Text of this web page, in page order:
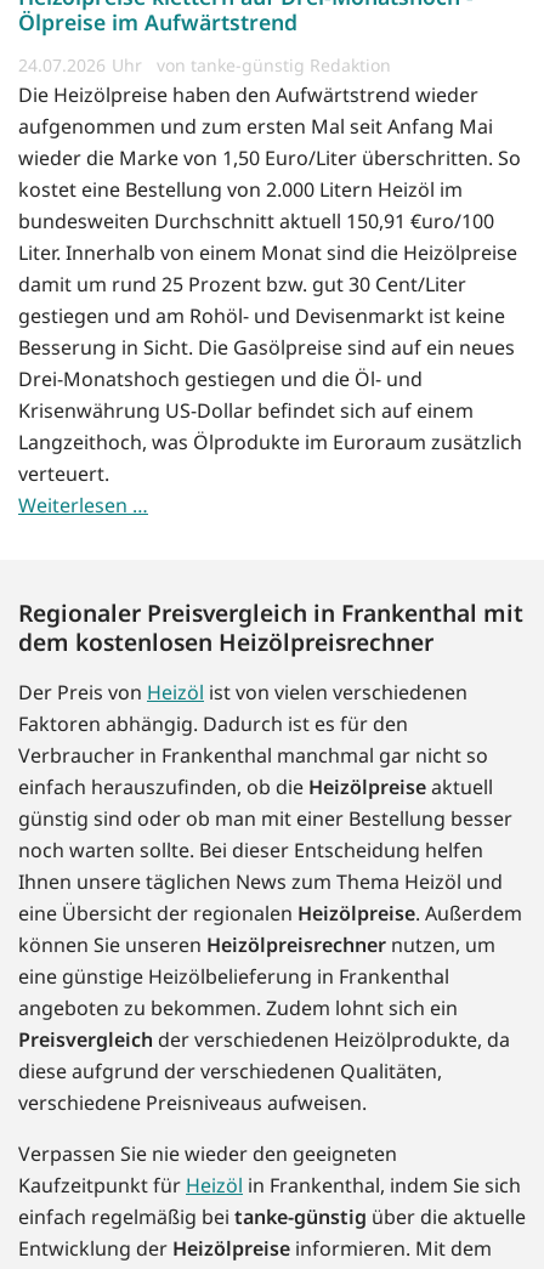
Ölpreise im Aufwärtstrend
24.07.2026 von tanke-günstig Redaktion
Die Heizölpreise haben den Aufwärtstrend wieder
aufgenommen und zum ersten Mal seit Anfang Mai
wieder die Marke von 1,50 Euro/Liter überschritten. So
kostet eine Bestellung von 2.000 Litern Heizöl im
bundesweiten Durchschnitt aktuell 150,91 €uro/100
Liter. Innerhalb von einem Monat sind die Heizölpreise
damit um rund 25 Prozent bzw. gut 30 Cent/Liter
gestiegen und am Rohöl- und Devisenmarkt ist keine
Besserung in Sicht. Die Gasölpreise sind auf ein neues
Drei-Monatshoch gestiegen und die Öl- und
Krisenwährung US-Dollar befindet sich auf einem
Langzeithoch, was Ölprodukte im Euroraum zusätzlich
verteuert.
Weiterlesen …
Regionaler Preisvergleich in Frankenthal mit
dem kostenlosen Heizölpreisrechner
Der Preis von Heizöl ist von vielen verschiedenen
Faktoren abhängig. Dadurch ist es für den
Verbraucher in Frankenthal manchmal gar nicht so
einfach herauszufinden, ob die Heizölpreiseaktuell
günstig sind oder ob man mit einer Bestellung besser
noch warten sollte. Bei dieser Entscheidung helfen
Ihnen unsere täglichen News zum Thema Heizöl und
eine Übersicht der regionalen Heizölpreise. Außerdem
können Sie unseren Heizölpreisrechner nutzen, um
eine günstige Heizölbelieferung in Frankenthal
angeboten zu bekommen. Zudem lohnt sich ein
Preisvergleich der verschiedenen Heizölprodukte, da
diese aufgrund der verschiedenen Qualitäten,
verschiedene Preisniveaus aufweisen.
Verpassen Sie nie wieder den geeigneten
Kaufzeitpunkt für Heizöl in Frankenthal, indem Sie sich
einfach regelmäßig bei tanke-günstig über die aktuelle
Entwicklung der Heizölpreise informieren. Mit dem